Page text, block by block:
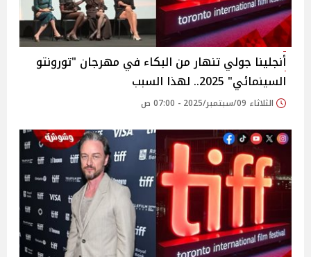
أنجلينا جولي تنهار من البكاء في مهرجان "تورونتو
السينمائي" 2025.. لهذا السبب
الثلاثاء 09/سبتمبر/2025 - 07:00 ص